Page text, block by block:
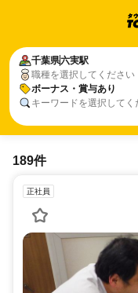
千葉県六実駅
職種を選択してください
ボーナス・賞与あり
キーワードを選択してく
189件
正社員